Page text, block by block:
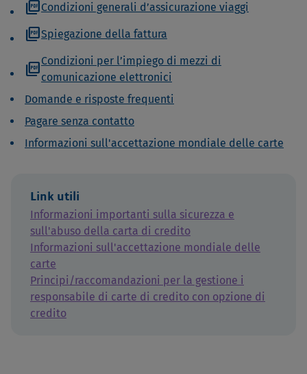
picture_as_pdfCondizioni generali d’assicurazione viaggi
picture_as_pdfSpiegazione della fattura
picture_as_pdfCondizioni per l’impiego di mezzi di
comunicazione elettronici
Domande e risposte frequenti
Pagare senza contatto
Informazioni sull'accettazione mondiale delle carte
Link utili
Informazioni importanti sulla sicurezza e
sull'abuso della carta di credito
Informazioni sull'accettazione mondiale delle
carte
Principi/raccomandazioni per la gestione i
responsabile di carte di credito con opzione di
credito